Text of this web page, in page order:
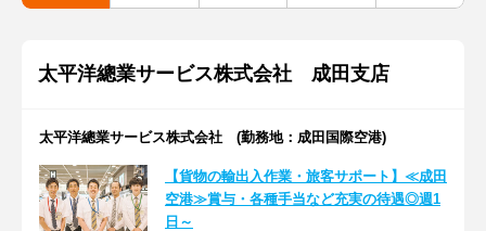
太平洋總業サービス株式会社 成田支店
太平洋總業サービス株式会社 (勤務地：成田国際空港)
【貨物の輸出入作業・旅客サポート】≪成田
空港≫賞与・各種手当など充実の待遇◎週1
日～